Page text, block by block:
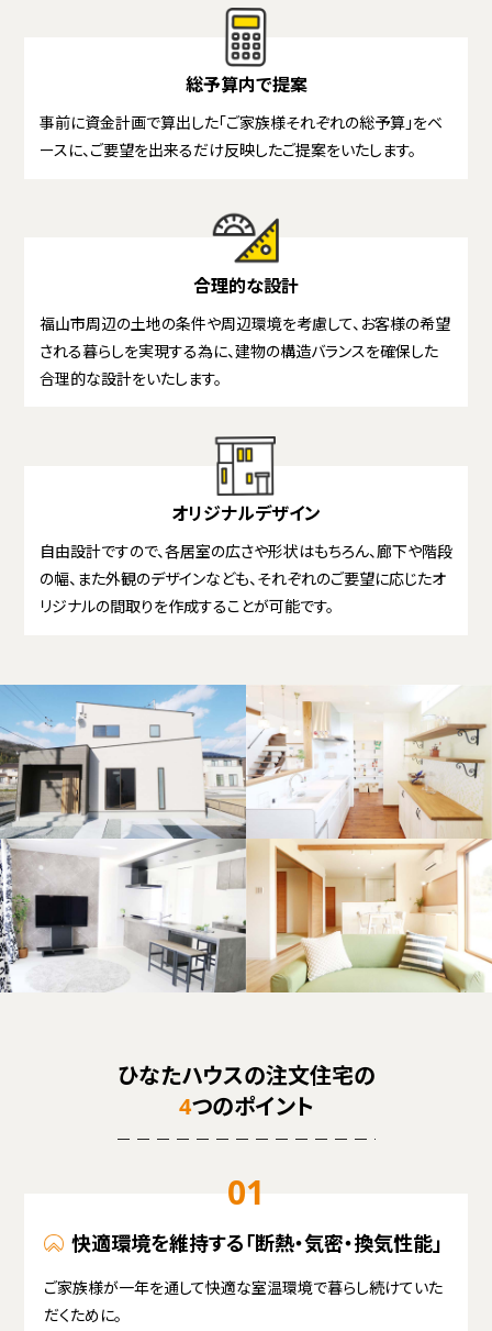
総予算内で提案
事前に資金計画で算出した「ご家族様それぞれの総予算」をベ
ースに、ご要望を出来るだけ反映したご提案をいたします。
合理的な設計
福山市周辺の土地の条件や周辺環境を考慮して、お客様の希望
される暮らしを実現する為に、建物の構造バランスを確保した
合理的な設計をいたします。
オリジナルデザイン
自由設計ですので、各居室の広さや形状はもちろん、廊下や階段
の幅、また外観のデザインなども、それぞれのご要望に応じたオ
リジナルの間取りを作成することが可能です。
ひなたハウスの注文住宅の
4つのポイント
01
快適環境を維持する「断熱・気密・換気性能」
ご家族様が一年を通して快適な室温環境で暮らし続けていた
だくために。